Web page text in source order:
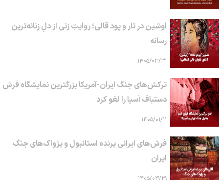
اوشین در تار و پود قالی؛ روایتِ زنی از دلِ زنانه‌ترین
رسانه
۱۴۰۵/۰۳/۳۱
ترکش‌های جنگ ایران-آمریکا بزرگترین نمایشگاه فرش
دستباف آسیا را لغو کرد
۱۴۰۵/۰۱/۱۱
فرش‌های ایرانی پرنده استانبول و پژواک‌های جنگ
ایران